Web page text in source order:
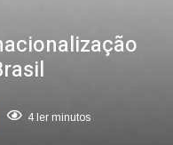
4 ler minutos